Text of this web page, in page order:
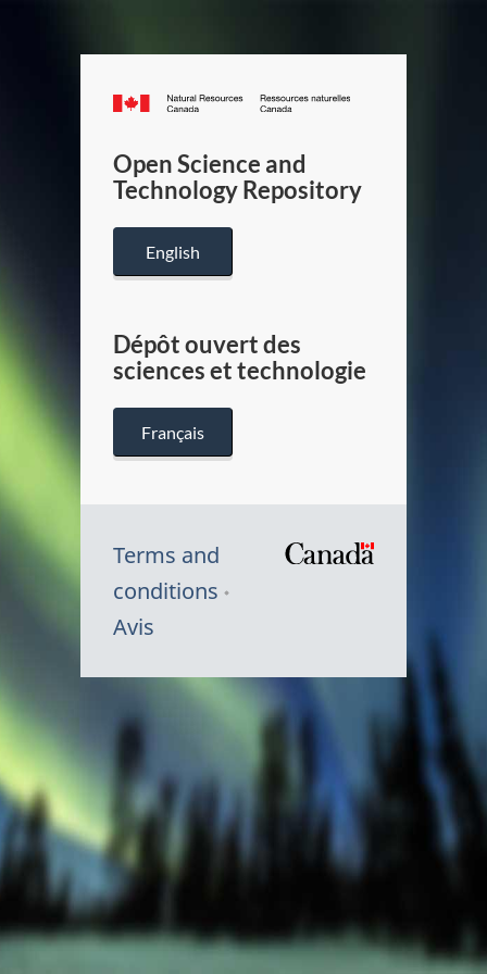
Canada.ca
/
Canada
Open Science and
Technology Repository
English
Dépôt ouvert des
sciences et technologie
Français
Terms and
conditions
Avis
Canada